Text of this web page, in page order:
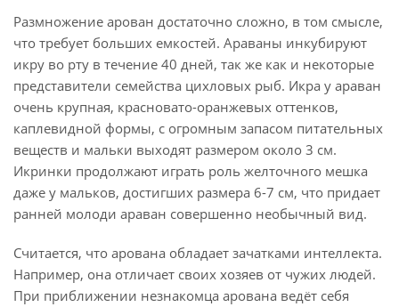
Размножение арован достаточно сложно, в том смысле,
что требует больших емкостей. Араваны инкубируют
икру во рту в течение 40 дней, так же как и некоторые
представители семейства цихловых рыб. Икра у араван
очень крупная, красновато-оранжевых оттенков,
каплевидной формы, с огромным запасом питательных
веществ и мальки выходят размером около 3 см.
Икринки продолжают играть роль желточного мешка
даже у мальков, достигших размера 6-7 см, что придает
ранней молоди араван совершенно необычный вид.
Считается, что арована обладает зачатками интеллекта.
Например, она отличает своих хозяев от чужих людей.
При приближении незнакомца арована ведёт себя